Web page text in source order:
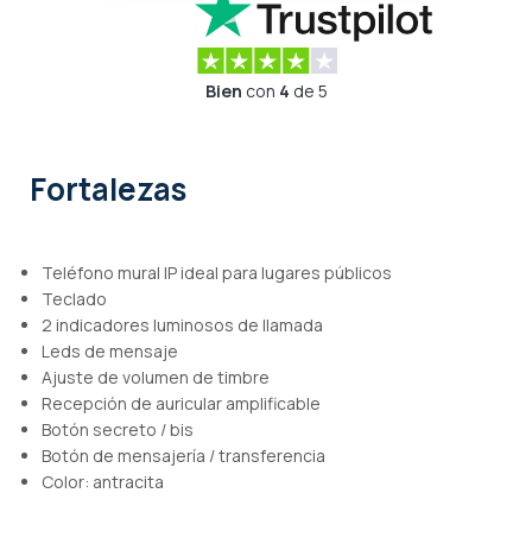
Bien con 4 de 5
Fortalezas
Teléfono mural IP ideal para lugares públicos
Teclado
2 indicadores luminosos de llamada
Leds de mensaje
Ajuste de volumen de timbre
Recepción de auricular amplificable
Botón secreto / bis
Botón de mensajería / transferencia
Color: antracita